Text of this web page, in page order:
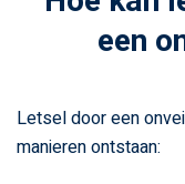
een
Letsel door een
manieren ontstaan: